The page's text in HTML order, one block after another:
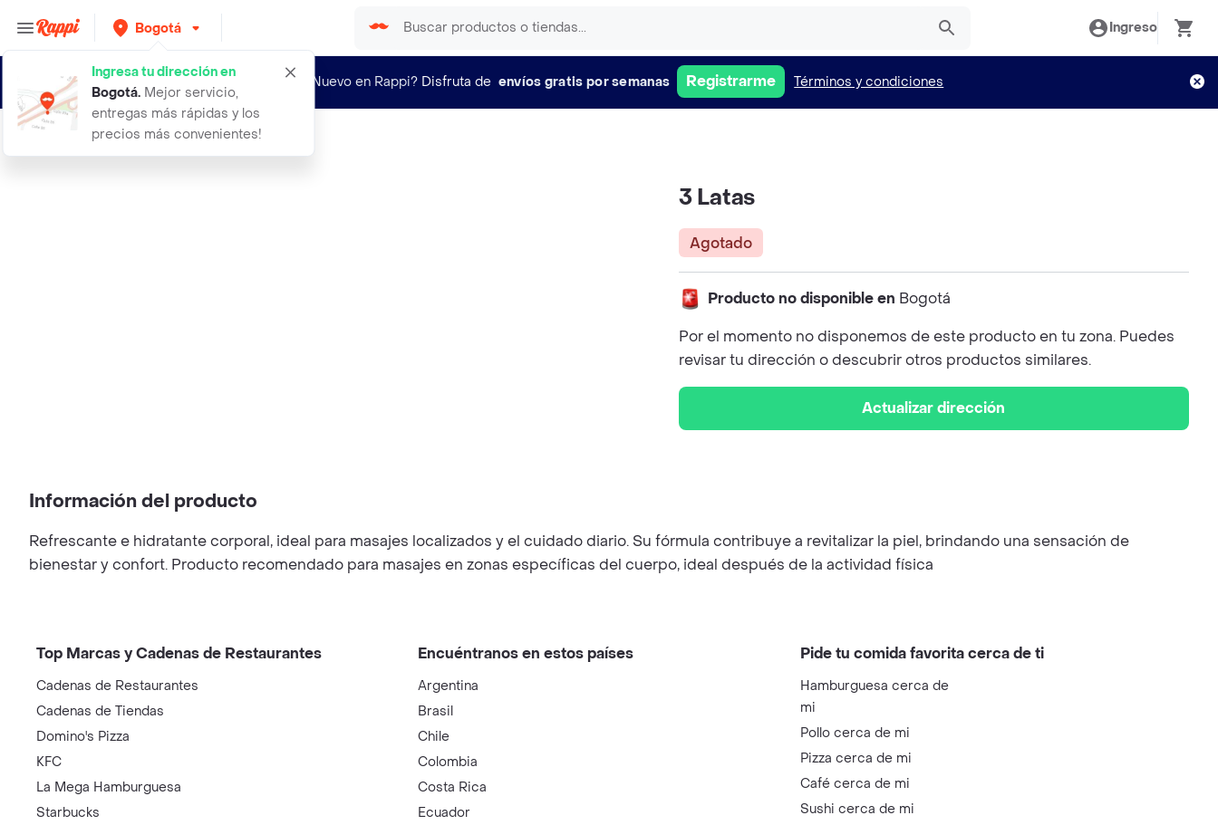
Bogotá
Ingresa tu dirección en
Bogotá. Mejor servicio,
entregas más rápidas y los
precios más convenientes!
Ingreso
¿Nuevo en Rappi? Disfruta de envíos gratis por semanas Registrarme Términos y condiciones
3 latas
3 Latas
Agotado
Producto no disponible en Bogotá
Por el momento no disponemos de este producto en tu zona. Puedes
revisar tu dirección o descubrir otros productos similares.
Actualizar dirección
Información del producto
Refrescante e hidratante corporal, ideal para masajes localizados y el cuidado diario. Su fórmula contribuye a revitalizar la piel, brindando una sensación de
bienestar y confort. Producto recomendado para masajes en zonas específicas del cuerpo, ideal después de la actividad física
Top Marcas y Cadenas de Restaurantes
Cadenas de Restaurantes
Cadenas de Tiendas
Domino's Pizza
KFC
La Mega Hamburguesa
Starbucks
Encuéntranos en estos países
Argentina
Brasil
Chile
Colombia
Costa Rica
Ecuador
Pide tu comida favorita cerca de ti
Hamburguesa cerca de
mi
Pollo cerca de mi
Pizza cerca de mi
Café cerca de mi
Sushi cerca de mi